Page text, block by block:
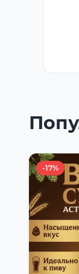
-17%